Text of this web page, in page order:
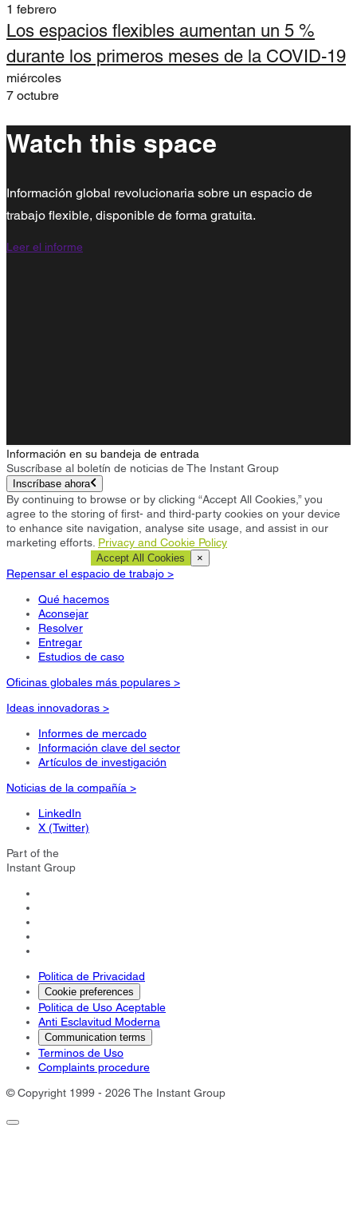
1 febrero
Los espacios flexibles aumentan un 5 %
durante los primeros meses de la COVID-19
miércoles
7 octubre
Watch this space
Información global revolucionaria sobre un espacio de
trabajo flexible, disponible de forma gratuita.
Leer el informe
Información en su bandeja de entrada
Suscríbase al boletín de noticias de The Instant Group
Inscríbase ahora
By continuing to browse or by clicking “Accept All Cookies,” you
agree to the storing of first- and third-party cookies on your device
to enhance site navigation, analyse site usage, and assist in our
marketing efforts. Privacy and Cookie Policy
Accept All Cookies ×
Repensar el espacio de trabajo >
Qué hacemos
Aconsejar
Resolver
Entregar
Estudios de caso
Oficinas globales más populares >
Ideas innovadoras >
Informes de mercado
Información clave del sector
Artículos de investigación
Noticias de la compañía >
LinkedIn
X (Twitter)
Part of the
Instant Group
Politica de Privacidad
Cookie preferences
Politica de Uso Aceptable
Anti Esclavitud Moderna
Communication terms
Terminos de Uso
Complaints procedure
© Copyright 1999 - 2026 The Instant Group